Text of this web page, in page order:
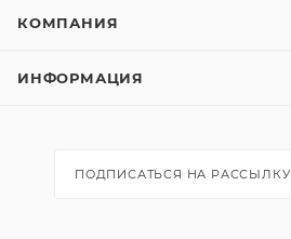
КОМПАНИЯ
ИНФОРМАЦИЯ
ПОДПИСАТЬСЯ НА РАССЫЛКУ